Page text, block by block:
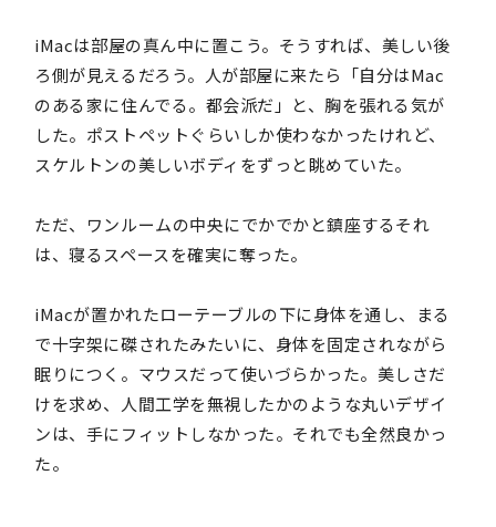
iMacは部屋の真ん中に置こう。そうすれば、美しい後
ろ側が見えるだろう。人が部屋に来たら「自分はMac
のある家に住んでる。都会派だ」と、胸を張れる気が
した。ポストペットぐらいしか使わなかったけれど、
スケルトンの美しいボディをずっと眺めていた。
ただ、ワンルームの中央にでかでかと鎮座するそれ
は、寝るスペースを確実に奪った。
iMacが置かれたローテーブルの下に身体を通し、まる
で十字架に磔されたみたいに、身体を固定されながら
眠りにつく。マウスだって使いづらかった。美しさだ
けを求め、人間工学を無視したかのような丸いデザイ
ンは、手にフィットしなかった。それでも全然良かっ
た。